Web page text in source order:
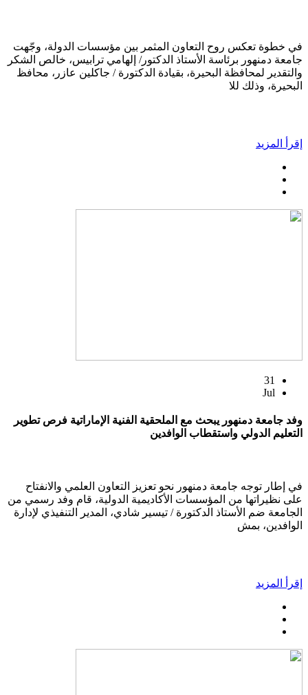
في خطوة تعكس روح التعاون المثمر بين مؤسسات الدولة، وجّهت
جامعة دمنهور برئاسة الأستاذ الدكتور/ إلهامي ترابيس، خالص الشكر
والتقدير لمحافظة البحيرة، بقيادة الدكتورة / جاكلين عازر، محافظ
البحيرة، وذلك للا
إقرأ المزيد
31
Jul
وفد جامعة دمنهور يبحث مع الملحقية الفنية الإماراتية فرص تطوير
التعليم الدولي واستقطاب الوافدين
في إطار توجه جامعة دمنهور نحو تعزيز التعاون العلمي والانفتاح
على نظيراتها من المؤسسات الأكاديمية الدولية، قام وفد رسمي من
الجامعة ضم الأستاذ الدكتورة / تيسير شادي، المدير التنفيذي لإدارة
الوافدين، بمش
إقرأ المزيد